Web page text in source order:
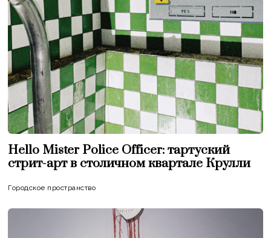
Hello Mister Police Officer: тартуский
стрит-арт в столичном квартале Крулли
Городское пространство